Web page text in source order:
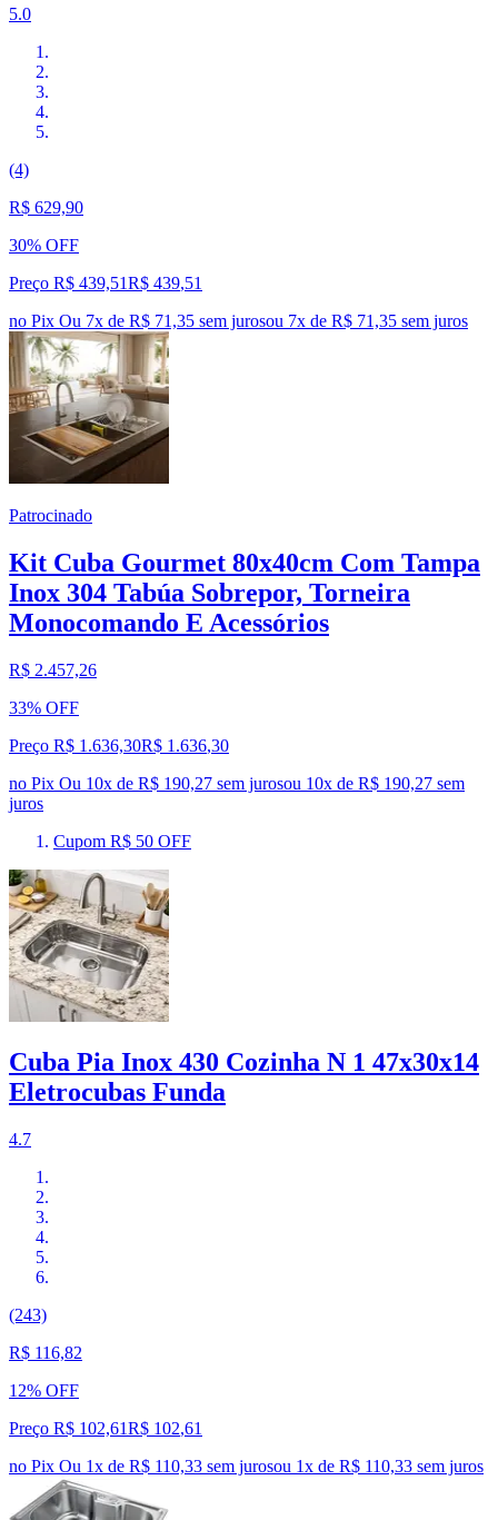
5.0
(4)
R$ 629,90
30% OFF
Preço R$ 439,51R$ 439,51
no Pix Ou 7x de R$ 71,35 sem jurosou 7x de R$ 71,35 sem juros
Patrocinado
Kit Cuba Gourmet 80x40cm Com Tampa
Inox 304 Tabúa Sobrepor, Torneira
Monocomando E Acessórios
R$ 2.457,26
33% OFF
Preço R$ 1.636,30R$ 1.636,30
no Pix Ou 10x de R$ 190,27 sem jurosou 10x de R$ 190,27 sem
juros
Cupom R$ 50 OFF
Cuba Pia Inox 430 Cozinha N 1 47x30x14
Eletrocubas Funda
4.7
(243)
R$ 116,82
12% OFF
Preço R$ 102,61R$ 102,61
no Pix Ou 1x de R$ 110,33 sem jurosou 1x de R$ 110,33 sem juros